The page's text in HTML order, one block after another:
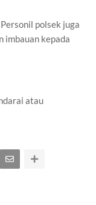
polsek juga
imbauan kepada
atau